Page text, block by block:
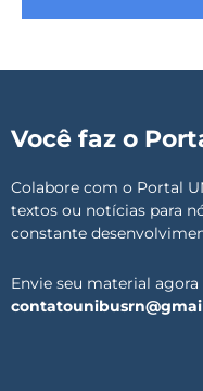
Você faz o
Colabore com o Portal
textos ou notícias para
constante
Envie seu material